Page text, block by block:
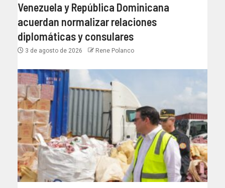
Venezuela y República Dominicana
acuerdan normalizar relaciones
diplomáticas y consulares
3 de agosto de 2026 Rene Polanco